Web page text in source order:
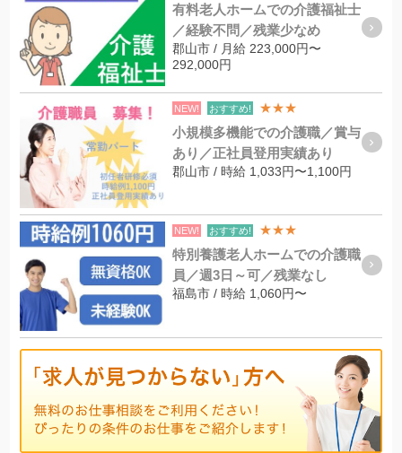
有料老人ホームでの介護福祉士
／経験不問／残業少なめ
郡山市 / 月給 223,000円〜
292,000円
NEW! おすすめ! ★★★
小規模多機能での介護職／賞与
あり／正社員登用実績あり
郡山市 / 時給 1,033円〜1,100円
NEW! おすすめ! ★★★
特別養護老人ホームでの介護職
員／週3日～可／残業なし
福島市 / 時給 1,060円〜